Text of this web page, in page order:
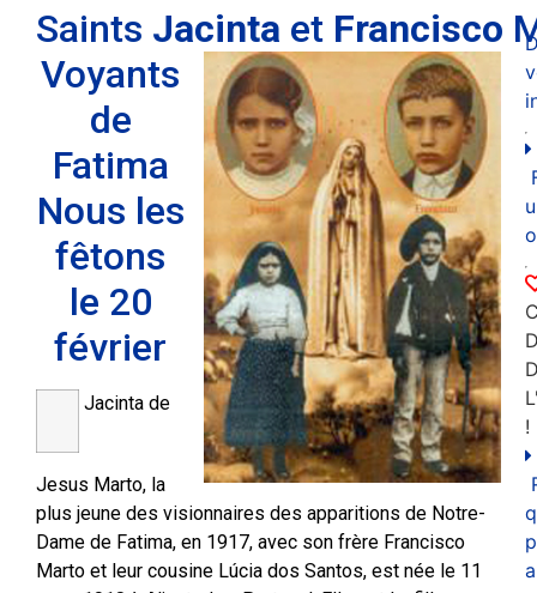
Saints Jacinta et Francisco
Voyants
de
Fatima
Nous les
fêtons
le 20
février
Jacinta de
Jesus Marto, la
plus jeune des visionnaires des apparitions de Notre-
Dame de Fatima, en 1917, avec son frère Francisco
Marto et leur cousine Lúcia dos Santos, est née le 11
!